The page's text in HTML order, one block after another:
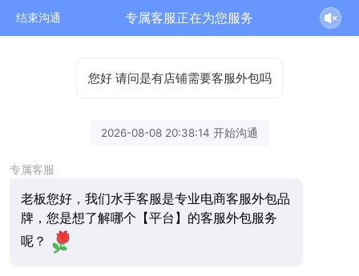
结束沟通 专属客服正在为您服务
您好 请问是有店铺需要客服外包吗
2026-08-08 20:38:14 开始沟通
专属客服
老板您好，我们水手客服是专业电商客服外包品
牌，您是想了解哪个【平台】的客服外包服务
呢？